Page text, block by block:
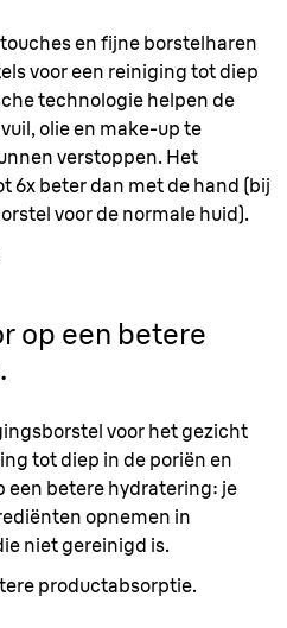
en fijne borstelharen
voor een reiniging tot diep
technologie helpen de
olie en make-up te
verstoppen. Het
6x beter dan met de hand (bij
voor de normale huid).
op een betere
voor het gezicht
tot diep in de poriën en
een betere hydratering: je
opnemen in
niet gereinigd is.
productabsorptie.